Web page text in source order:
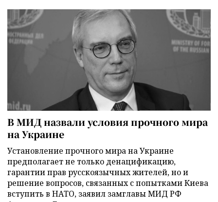
В МИД назвали условия прочного мира
на Украине
Установление прочного мира на Украине
предполагает не только денацификацию,
гарантии прав русскоязычных жителей, но и
решение вопросов, связанных с попытками Киева
вступить в НАТО, заявил замглавы МИД РФ